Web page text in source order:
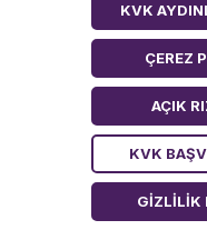
KVK
ÇEREZ
AÇIK
KVK
GIZLILIK